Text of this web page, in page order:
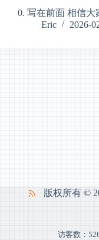
0. 写在前面 相信
Eric
2026-
版权所有 ©
访客数：